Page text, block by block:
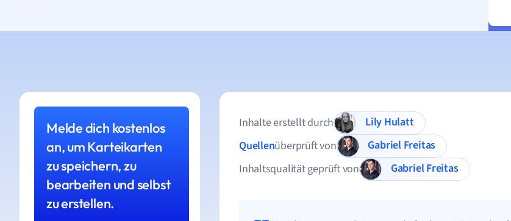
Melde dich kostenlos
an, um Karteikarten
zu speichern, zu
bearbeiten und selbst
zu erstellen.
Inhalte erstellt durch
Lily Hulatt
Quellenüberprüft von
Gabriel Freitas
Inhaltsqualität geprüft von
Gabriel Freitas